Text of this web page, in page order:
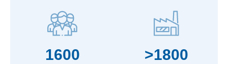
1600 >1800